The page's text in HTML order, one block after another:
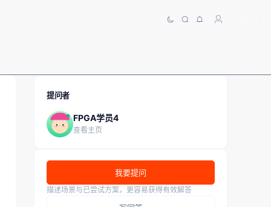
提问者
FPGA学员4
查看主页
我要提问
描述场景与已尝试方案，更容易获得有效解答